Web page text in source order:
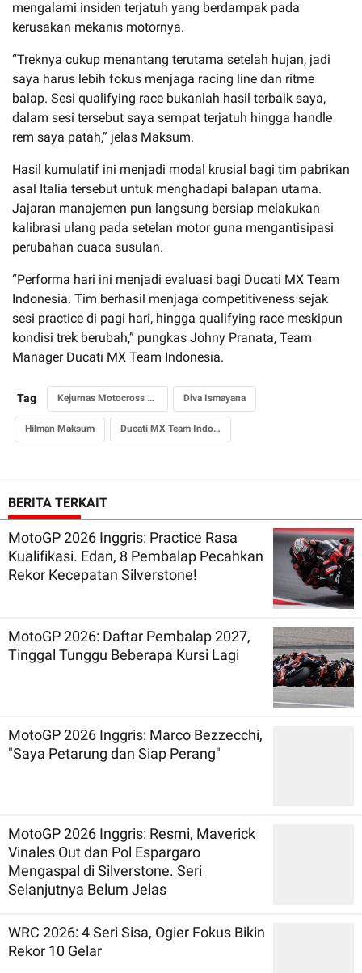
mengalami insiden terjatuh yang berdampak pada
kerusakan mekanis motornya.
“Treknya cukup menantang terutama setelah hujan, jadi
saya harus lebih fokus menjaga racing line dan ritme
balap. Sesi qualifying race bukanlah hasil terbaik saya,
dalam sesi tersebut saya sempat terjatuh hingga handle
rem saya patah,” jelas Maksum.
Hasil kumulatif ini menjadi modal krusial bagi tim pabrikan
asal Italia tersebut untuk menghadapi balapan utama.
Jajaran manajemen pun langsung bersiap melakukan
kalibrasi ulang pada setelan motor guna mengantisipasi
perubahan cuaca susulan.
“Performa hari ini menjadi evaluasi bagi Ducati MX Team
Indonesia. Tim berhasil menjaga competitiveness sejak
sesi practice di pagi hari, hingga qualifying race meskipun
kondisi trek berubah,” pungkas Johny Pranata, Team
Manager Ducati MX Team Indonesia.
Tag Kejurnas Motocross 2026 Diva Ismayana
Hilman Maksum Ducati MX Team Indonesia
BERITA TERKAIT
MotoGP 2026 Inggris: Practice Rasa
Kualifikasi. Edan, 8 Pembalap Pecahkan
Rekor Kecepatan Silverstone!
MotoGP 2026: Daftar Pembalap 2027,
Tinggal Tunggu Beberapa Kursi Lagi
MotoGP 2026 Inggris: Marco Bezzecchi,
"Saya Petarung dan Siap Perang"
MotoGP 2026 Inggris: Resmi, Maverick
Vinales Out dan Pol Espargaro
Mengaspal di Silverstone. Seri
Selanjutnya Belum Jelas
WRC 2026: 4 Seri Sisa, Ogier Fokus Bikin
Rekor 10 Gelar